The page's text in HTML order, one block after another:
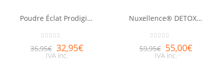
Poudre Éclat Prodigieux® NUXE 25g
out of 5
35,95€ 32,95€
IVA inc.
Nuxellence® DETOX 50ml
out of 5
59,95€ 55,00€
IVA inc.